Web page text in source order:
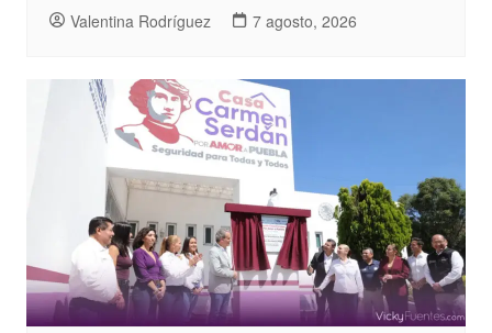
Valentina Rodríguez 7 agosto, 2026